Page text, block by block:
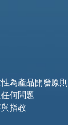
為產品開發原則
何問題
指教